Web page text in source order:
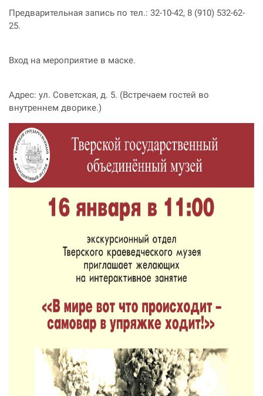
Предварительная запись по тел.: 32-10-42, 8 (910) 532-62-
25.
Вход на мероприятие в маске.
Адрес: ул. Советская, д. 5. (Встречаем гостей во
внутреннем дворике.)